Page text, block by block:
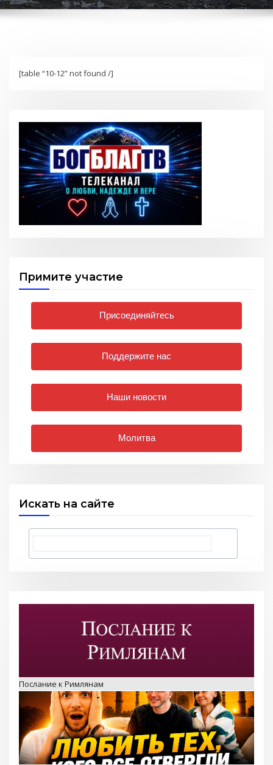
[table “10-12” not found /]
Примите участие
Присоединяйтесь
Поддержите нас
Наши новости
Молитва
Искать на сайте
Любить тех, кого все отвергли — Стэн и Лана — Илья
Корефан